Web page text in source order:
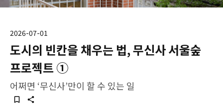
2026-07-01
도시의 빈칸을 채우는 법, 무신사 서울숲
프로젝트 ①
어쩌면 ‘무신사’만이 할 수 있는 일